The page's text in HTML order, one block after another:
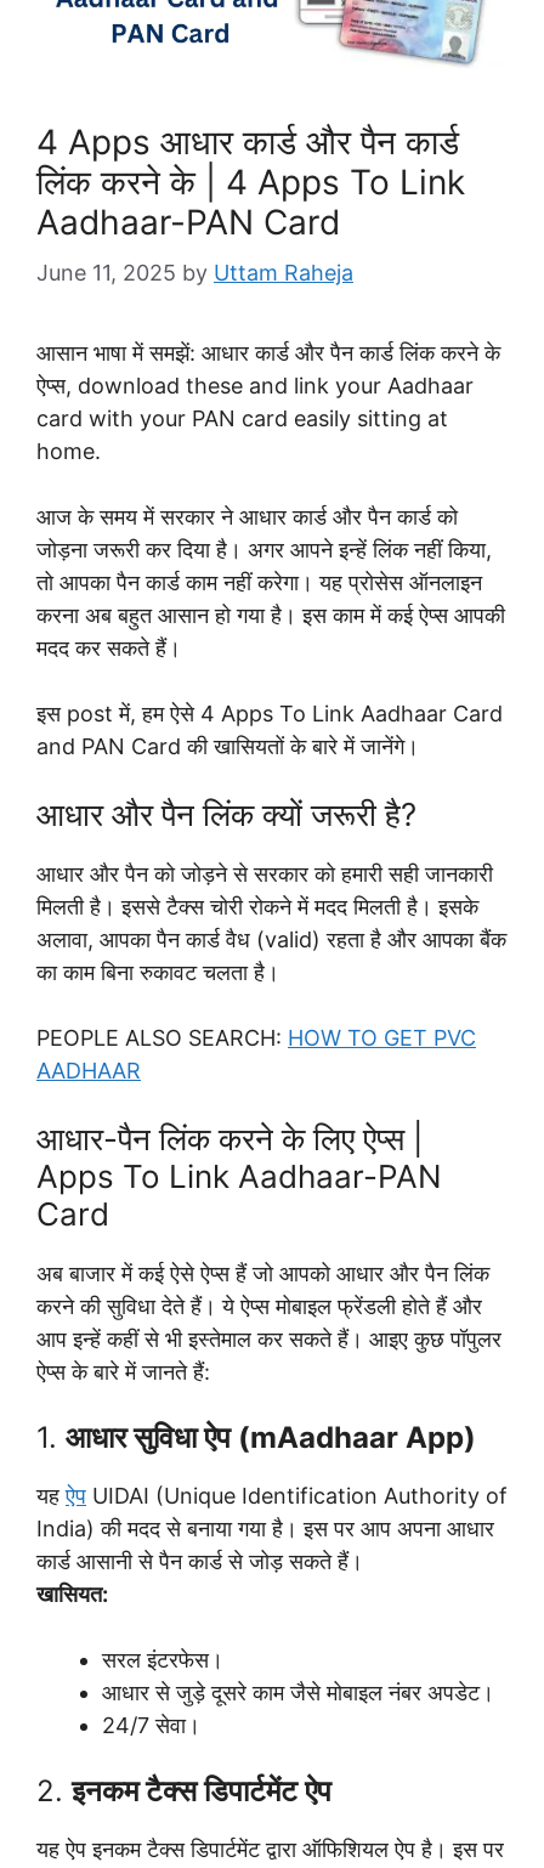
4 Apps आधार कार्ड और पैन कार्ड
लिंक करने के | 4 Apps To Link
Aadhaar-PAN Card
June 11, 2025 by Uttam Raheja
आसान भाषा में समझें: आधार कार्ड और पैन कार्ड लिंक करने के
ऐप्स, download these and link your Aadhaar
card with your PAN card easily sitting at
home.
आज के समय में सरकार ने आधार कार्ड और पैन कार्ड को
जोड़ना जरूरी कर दिया है। अगर आपने इन्हें लिंक नहीं किया,
तो आपका पैन कार्ड काम नहीं करेगा। यह प्रोसेस ऑनलाइन
करना अब बहुत आसान हो गया है। इस काम में कई ऐप्स आपकी
मदद कर सकते हैं।
इस post में, हम ऐसे 4 Apps To Link Aadhaar Card
and PAN Card की खासियतों के बारे में जानेंगे।
आधार और पैन लिंक क्यों जरूरी है?
आधार और पैन को जोड़ने से सरकार को हमारी सही जानकारी
मिलती है। इससे टैक्स चोरी रोकने में मदद मिलती है। इसके
अलावा, आपका पैन कार्ड वैध (valid) रहता है और आपका बैंक
का काम बिना रुकावट चलता है।
PEOPLE ALSO SEARCH: HOW TO GET PVC
AADHAAR
आधार-पैन लिंक करने के लिए ऐप्स |
Apps To Link Aadhaar-PAN
Card
अब बाजार में कई ऐसे ऐप्स हैं जो आपको आधार और पैन लिंक
करने की सुविधा देते हैं। ये ऐप्स मोबाइल फ्रेंडली होते हैं और
आप इन्हें कहीं से भी इस्तेमाल कर सकते हैं। आइए कुछ पॉपुलर
ऐप्स के बारे में जानते हैं:
1. आधार सुविधा ऐप (mAadhaar App)
यहऐप UIDAI (Unique Identification Authority of
India) की मदद से बनाया गया है। इस पर आप अपना आधार
कार्ड आसानी से पैन कार्ड से जोड़ सकते हैं।
खासियत:
सरल इंटरफेस।
आधार से जुड़े दूसरे काम जैसे मोबाइल नंबर अपडेट।
24/7 सेवा।
2.इनकम टैक्स डिपार्टमेंट ऐप
यह ऐप इनकम टैक्स डिपार्टमेंट द्वारा ऑफिशियल ऐप है। इस पर